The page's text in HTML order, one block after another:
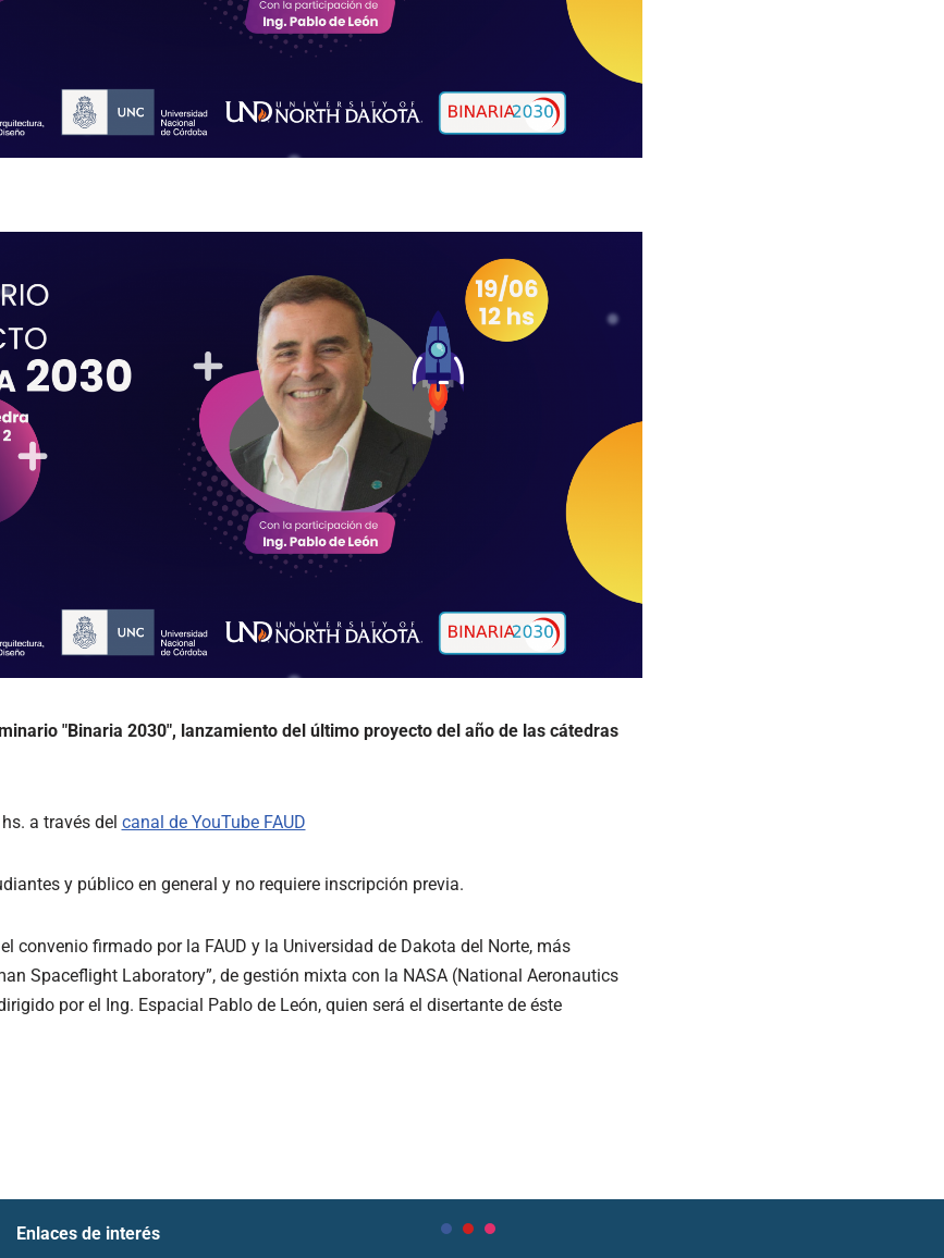
"Binaria 2030", lanzamiento del último proyecto del año de las cátedras
a través del canal de YouTube FAUD
y público en general y no requiere inscripción previa.
convenio firmado por la FAUD y la Universidad de Dakota del Norte, más
Spaceflight Laboratory”, de gestión mixta con la NASA (National Aeronautics
por el Ing. Espacial Pablo de León, quien será el disertante de éste
Enlaces de interés